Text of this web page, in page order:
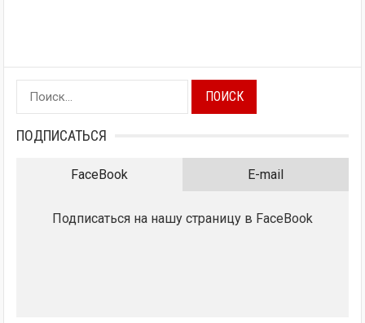
Найти:
ПОДПИСАТЬСЯ
FaceBook E-mail
Подписаться на нашу страницу в FaceBook